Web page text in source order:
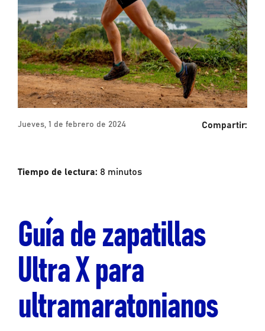
Jueves, 1 de febrero de 2024 Compartir:
Tiempo de lectura: 8 minutos
Guía de zapatillas
Ultra X para
ultramaratonianos